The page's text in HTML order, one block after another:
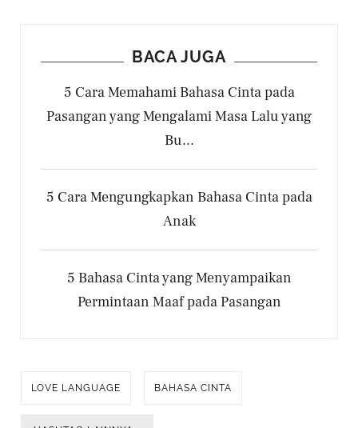
BACA JUGA
5 Cara Memahami Bahasa Cinta pada
Pasangan yang Mengalami Masa Lalu yang
Bu...
5 Cara Mengungkapkan Bahasa Cinta pada
Anak
5 Bahasa Cinta yang Menyampaikan
Permintaan Maaf pada Pasangan
LOVE LANGUAGE BAHASA CINTA